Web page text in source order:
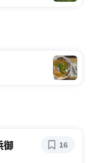
御
16